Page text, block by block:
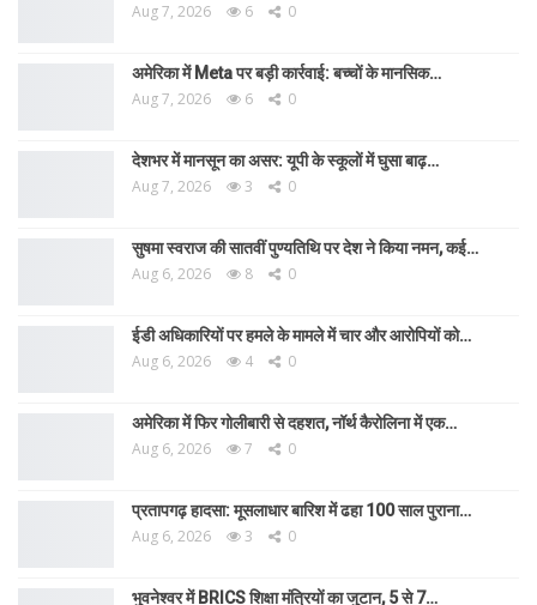
Aug 7, 2026 6 0
अमेरिका में Meta पर बड़ी कार्रवाई: बच्चों के मानसिक…
Aug 7, 2026 6 0
देशभर में मानसून का असर: यूपी के स्कूलों में घुसा बाढ़…
Aug 7, 2026 3 0
सुषमा स्वराज की सातवीं पुण्यतिथि पर देश ने किया नमन, कई…
Aug 6, 2026 8 0
ईडी अधिकारियों पर हमले के मामले में चार और आरोपियों को…
Aug 6, 2026 4 0
अमेरिका में फिर गोलीबारी से दहशत, नॉर्थ कैरोलिना में एक…
Aug 6, 2026 7 0
प्रतापगढ़ हादसा: मूसलाधार बारिश में ढहा 100 साल पुराना…
Aug 6, 2026 3 0
भुवनेश्वर में BRICS शिक्षा मंत्रियों का जुटान, 5 से 7…